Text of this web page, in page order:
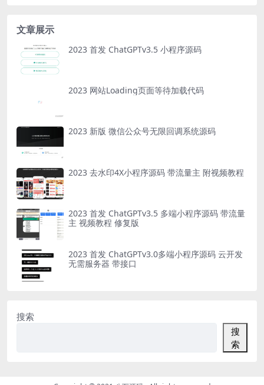
文章展示
2023 首发 ChatGPTv3.5 小程序源码
2023 网站Loading页面等待加载代码
2023 新版 微信公众号无限回调系统源码
2023 去水印4X小程序源码 带流量主 附视频教程
2023 首发 ChatGPTv3.5 多端小程序源码 带流量
主 视频教程 修复版
2023 首发 ChatGPTv3.0多端小程序源码 云开发
无需服务器 带接口
搜索
搜
索